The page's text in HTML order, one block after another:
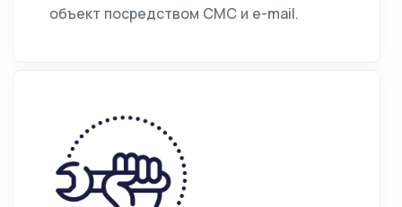
объект посредством СМС и e-mail.